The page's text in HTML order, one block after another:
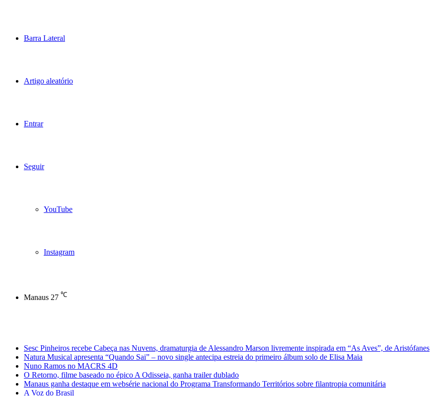
Barra Lateral
Artigo aleatório
Entrar
Seguir
YouTube
Instagram
Manaus 27 ℃
Sesc Pinheiros recebe Cabeça nas Nuvens, dramaturgia de Alessandro Marson livremente inspirada em “As Aves”, de Aristófanes
Natura Musical apresenta “Quando Sai” – novo single antecipa estreia do primeiro álbum solo de Elisa Maia
Nuno Ramos no MACRS 4D
O Retorno, filme baseado no épico A Odisseia, ganha trailer dublado
Manaus ganha destaque em websérie nacional do Programa Transformando Territórios sobre filantropia comunitária
A Voz do Brasil